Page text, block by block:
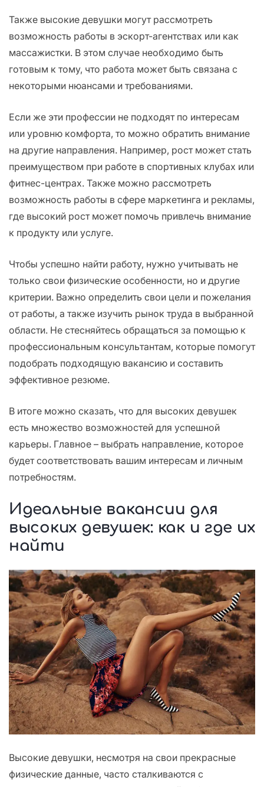
Также высокие девушки могут рассмотреть
возможность работы в эскорт-агентствах или как
массажистки. В этом случае необходимо быть
готовым к тому, что работа может быть связана с
некоторыми нюансами и требованиями.
Если же эти профессии не подходят по интересам
или уровню комфорта, то можно обратить внимание
на другие направления. Например, рост может стать
преимуществом при работе в спортивных клубах или
фитнес-центрах. Также можно рассмотреть
возможность работы в сфере маркетинга и рекламы,
где высокий рост может помочь привлечь внимание
к продукту или услуге.
Чтобы успешно найти работу, нужно учитывать не
только свои физические особенности, но и другие
критерии. Важно определить свои цели и пожелания
от работы, а также изучить рынок труда в выбранной
области. Не стесняйтесь обращаться за помощью к
профессиональным консультантам, которые помогут
подобрать подходящую вакансию и составить
эффективное резюме.
В итоге можно сказать, что для высоких девушек
есть множество возможностей для успешной
карьеры. Главное – выбрать направление, которое
будет соответствовать вашим интересам и личным
потребностям.
Идеальные вакансии для
высоких девушек: как и где их
найти
Высокие девушки, несмотря на свои прекрасные
физические данные, часто сталкиваются с